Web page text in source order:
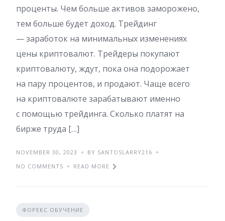
проценты. Чем больше активов заморожено,
тем больше будет доход. Трейдинг
— заработок на минимальных изменениях
цены криптовалют. Трейдеры покупают
криптовалюту, ждут, пока она подорожает
на пару процентов, и продают. Чаще всего
на криптовалюте зарабатывают именно
с помощью трейдинга. Сколько платят на
бирже труда […]
NOVEMBER 30, 2023
BY SANTOSLARRY216
NO COMMENTS
READ MORE
ФОРЕКС ОБУЧЕНИЕ